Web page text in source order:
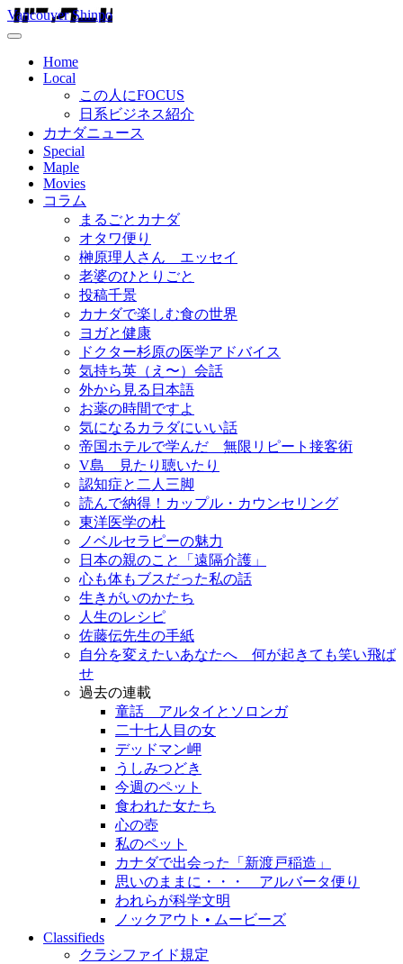
Vancouver Shinpo
Home
Local
この人にFOCUS
日系ビジネス紹介
カナダニュース
Special
Maple
Movies
コラム
まるごとカナダ
オタワ便り
榊原理人さん エッセイ
老婆のひとりごと
投稿千景
カナダで楽しむ食の世界
ヨガと健康
ドクター杉原の医学アドバイス
気持ち英（え〜）会話
外から見る日本語
お薬の時間ですよ
気になるカラダにいい話
帝国ホテルで学んだ 無限リピート接客術
V島 見たり聴いたり
認知症と二人三脚
読んで納得！カップル・カウンセリング
東洋医学の杜
ノベルセラピーの魅力
日本の親のこと「遠隔介護」
心も体もブスだった私の話
生きがいのかたち
人生のレシピ
佐藤伝先生の手紙
自分を変えたいあなたへ 何が起きても笑い飛ば
せ
過去の連載
童話 アルタイとソロンガ
二十七人目の女
デッドマン岬
うしみつどき
今週のペット
食われた女たち
心の壺
私のペット
カナダで出会った「新渡戸稲造」
思いのままに・・・ アルバータ便り
われらが科学文明
ノックアウト • ムービーズ
Classifieds
クラシファイド規定